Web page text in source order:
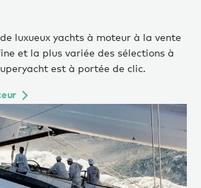
luxueux yachts à moteur à la vente
et la plus variée des sélections à
est à portée de clic.